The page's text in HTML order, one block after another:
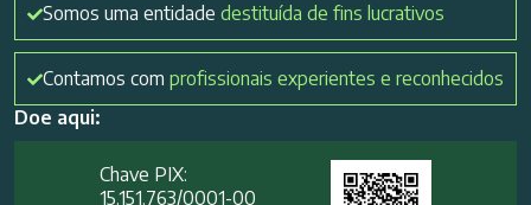
Somos uma entidade destituída de fins lucrativos
Contamos com profissionais experientes e reconhecidos
Doe aqui:
Chave PIX:
15.151.763/0001-00​